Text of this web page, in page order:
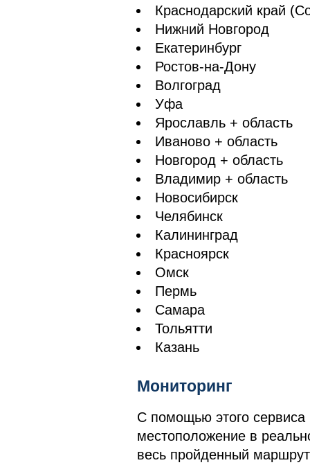
Краснодарский край
Нижний Новгород
Екатеринбург
Ростов-на-Дону
Волгоград
Уфа
Ярославль + область
Иваново + область
Новгород + область
Владимир + область
Новосибирск
Челябинск
Калининград
Красноярск
Омск
Пермь
Самара
Тольятти
Казань
Мониторинг
С помощью этого сервиса
местоположение в
весь пройденный